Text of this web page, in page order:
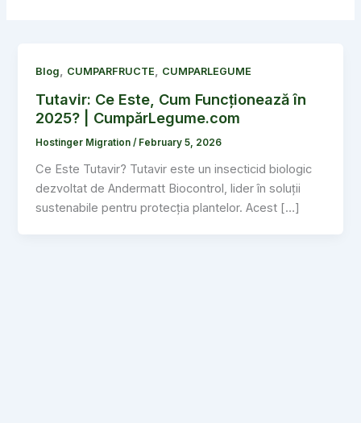
Blog, CUMPARFRUCTE, CUMPARLEGUME
Tutavir: Ce Este, Cum Funcționează în
2025? | CumpărLegume.com
Hostinger Migration/ February 5, 2026
Ce Este Tutavir? Tutavir este un insecticid biologic
dezvoltat de Andermatt Biocontrol, lider în soluții
sustenabile pentru protecția plantelor. Acest […]